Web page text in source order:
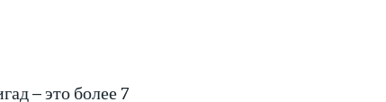
– это более 7